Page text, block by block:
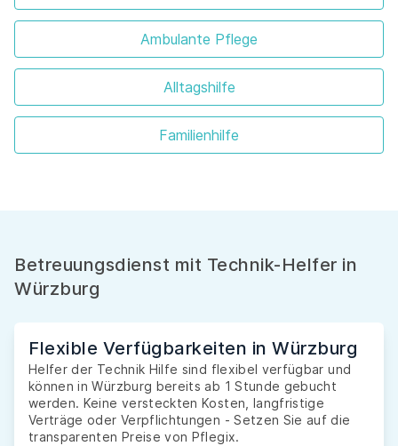
Ambulante Pflege
Alltagshilfe
Familienhilfe
Betreuungsdienst mit Technik-Helfer in
Würzburg
Flexible Verfügbarkeiten in Würzburg
Helfer der Technik Hilfe sind flexibel verfügbar und
können in Würzburg bereits ab 1 Stunde gebucht
werden. Keine versteckten Kosten, langfristige
Verträge oder Verpflichtungen - Setzen Sie auf die
transparenten Preise von Pflegix.